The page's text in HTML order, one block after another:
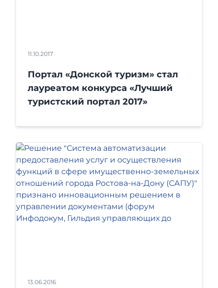
11.10.2017
Портал «Донской туризм» стал
лауреатом конкурса «Лучший
туристский портал 2017»
13.06.2016